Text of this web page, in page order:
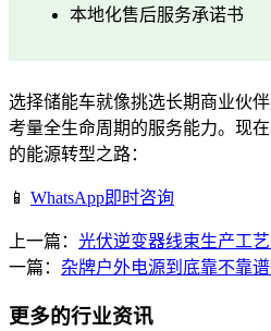
本地化售后服务承诺书
选择储能车就像挑选长期商业伙
考量全生命周期的服务能力。现
的能源转型之路：
📱 WhatsApp即时咨询
上一篇： 光伏逆变器线束生产工
一篇： 杂牌户外电源到底靠不靠
更多的行业资讯